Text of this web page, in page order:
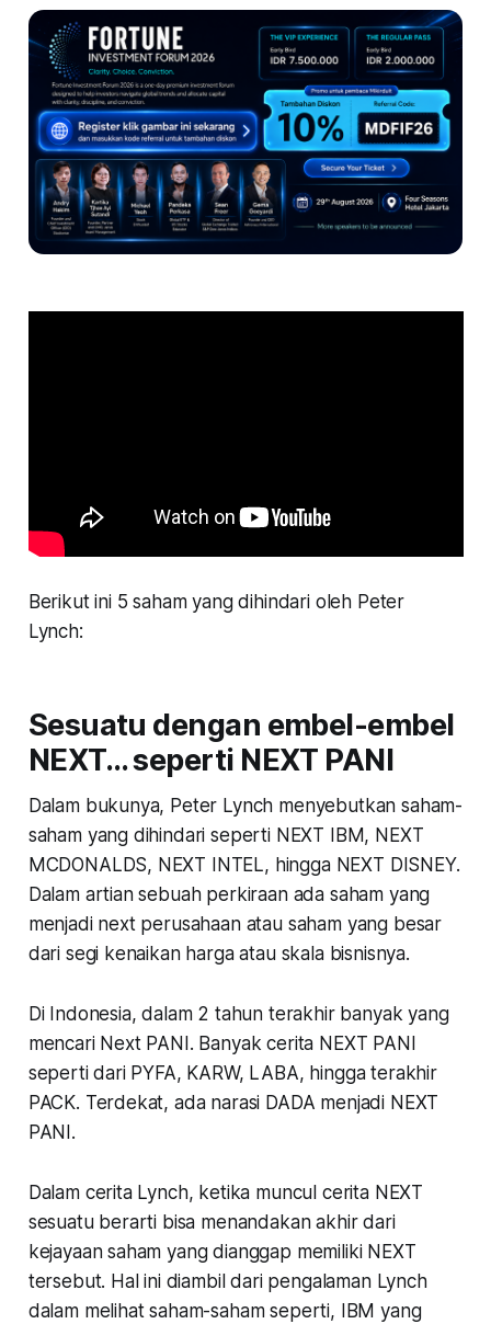
Berikut ini 5 saham yang dihindari oleh Peter
Lynch:
Sesuatu dengan embel-embel
NEXT… seperti NEXT PANI
Dalam bukunya, Peter Lynch menyebutkan saham-
saham yang dihindari seperti NEXT IBM, NEXT
MCDONALDS, NEXT INTEL, hingga NEXT DISNEY.
Dalam artian sebuah perkiraan ada saham yang
menjadi next perusahaan atau saham yang besar
dari segi kenaikan harga atau skala bisnisnya.
Di Indonesia, dalam 2 tahun terakhir banyak yang
mencari Next PANI. Banyak cerita NEXT PANI
seperti dari PYFA, KARW, LABA, hingga terakhir
PACK. Terdekat, ada narasi DADA menjadi NEXT
PANI.
Dalam cerita Lynch, ketika muncul cerita NEXT
sesuatu berarti bisa menandakan akhir dari
kejayaan saham yang dianggap memiliki NEXT
tersebut. Hal ini diambil dari pengalaman Lynch
dalam melihat saham-saham seperti, IBM yang